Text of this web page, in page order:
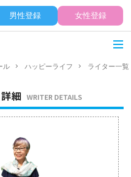
男性登録 女性登録
ル ハッピーライフ ライター一覧
細 WRITER DETAILS